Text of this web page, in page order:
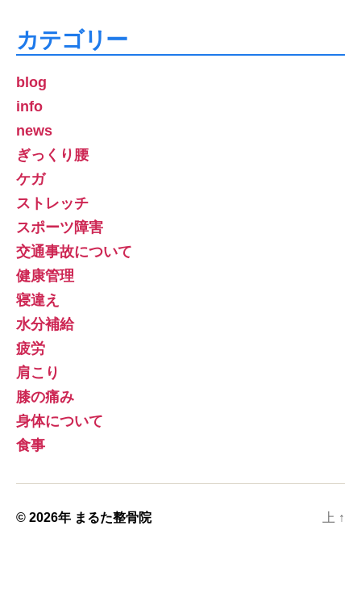
カテゴリー
blog
info
news
ぎっくり腰
ケガ
ストレッチ
スポーツ障害
交通事故について
健康管理
寝違え
水分補給
疲労
肩こり
膝の痛み
身体について
食事
© 2026年 まるた整骨院 上 ↑